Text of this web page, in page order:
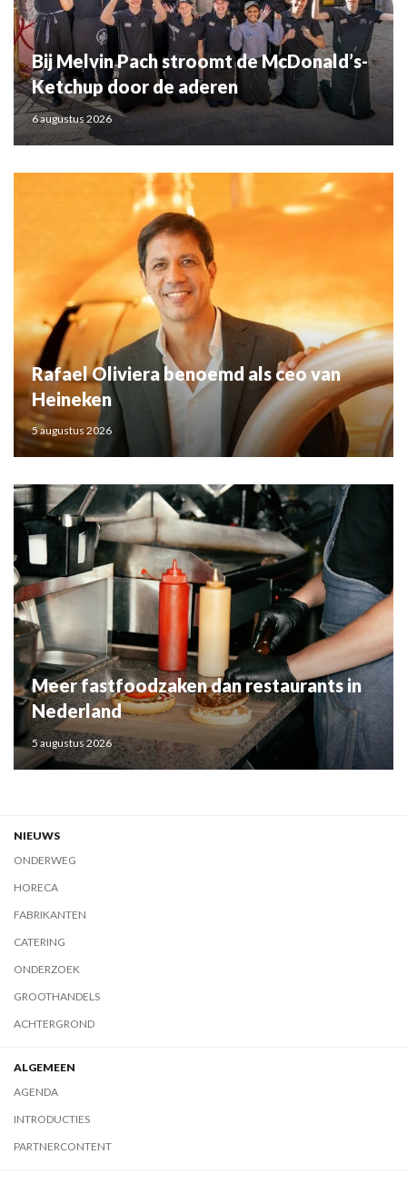
Bij Melvin Pach stroomt de McDonald’s-
Ketchup door de aderen
6 augustus 2026
Rafael Oliviera benoemd als ceo van
Heineken
5 augustus 2026
Meer fastfoodzaken dan restaurants in
Nederland
5 augustus 2026
NIEUWS
ONDERWEG
HORECA
FABRIKANTEN
CATERING
ONDERZOEK
GROOTHANDELS
ACHTERGROND
ALGEMEEN
AGENDA
INTRODUCTIES
PARTNERCONTENT